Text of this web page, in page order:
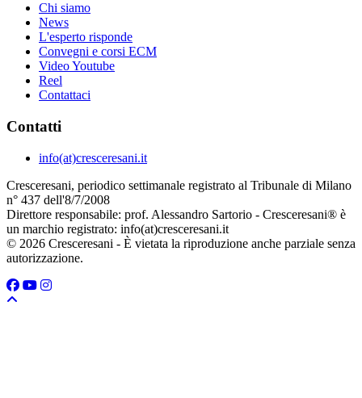
Chi siamo
News
L'esperto risponde
Convegni e corsi ECM
Video Youtube
Reel
Contattaci
Contatti
info(at)cresceresani.it
Cresceresani, periodico settimanale registrato al Tribunale di Milano
n° 437 dell'8/7/2008
Direttore responsabile: prof. Alessandro Sartorio - Cresceresani® è
un marchio registrato: info(at)cresceresani.it
© 2026 Cresceresani - È vietata la riproduzione anche parziale senza
autorizzazione.